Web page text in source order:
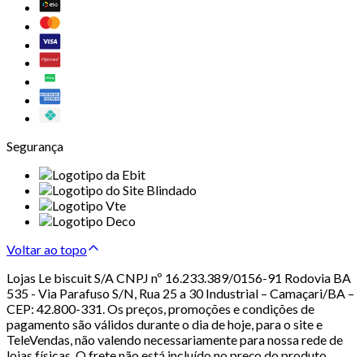
Segurança
Voltar ao topo
Lojas Le biscuit S/A CNPJ nº 16.233.389/0156-91 Rodovia BA
535 - Via Parafuso S/N, Rua 25 a 30 Industrial – Camaçari/BA –
CEP: 42.800-331. Os preços, promoções e condições de
pagamento são válidos durante o dia de hoje, para o site e
TeleVendas, não valendo necessariamente para nossa rede de